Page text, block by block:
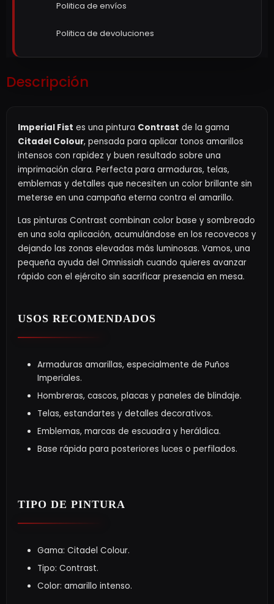
Politica de envíos
Politica de devoluciones
Descripción
Imperial Fist es una pintura Contrast de la gama
Citadel Colour, pensada para aplicar tonos amarillos
intensos con rapidez y buen resultado sobre una
imprimación clara. Perfecta para armaduras, telas,
emblemas y detalles que necesiten un color brillante sin
meterse en una campaña eterna contra el amarillo.
Las pinturas Contrast combinan color base y sombreado
en una sola aplicación, acumulándose en los recovecos y
dejando las zonas elevadas más luminosas. Vamos, una
pequeña ayuda del Omnissiah cuando quieres avanzar
rápido con el ejército sin sacrificar presencia en mesa.
USOS RECOMENDADOS
Armaduras amarillas, especialmente de Puños
Imperiales.
Hombreras, cascos, placas y paneles de blindaje.
Telas, estandartes y detalles decorativos.
Emblemas, marcas de escuadra y heráldica.
Base rápida para posteriores luces o perfilados.
TIPO DE PINTURA
Gama: Citadel Colour.
Tipo: Contrast.
Color: amarillo intenso.